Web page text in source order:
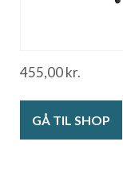
455,00kr.
GÅ TIL SHOP